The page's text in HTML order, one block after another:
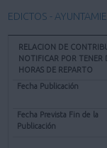
EDICTOS -
RELACION DE
NOTIFICAR POR TENER
HORAS DE REPARTO